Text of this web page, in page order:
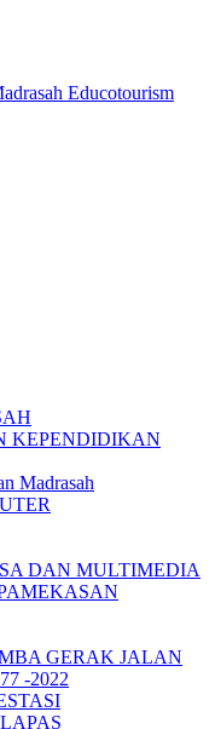
Educotourism
KEPENDIDIKAN
Madrasah
DAN MULTIMEDIA
GERAK JALAN
-2022